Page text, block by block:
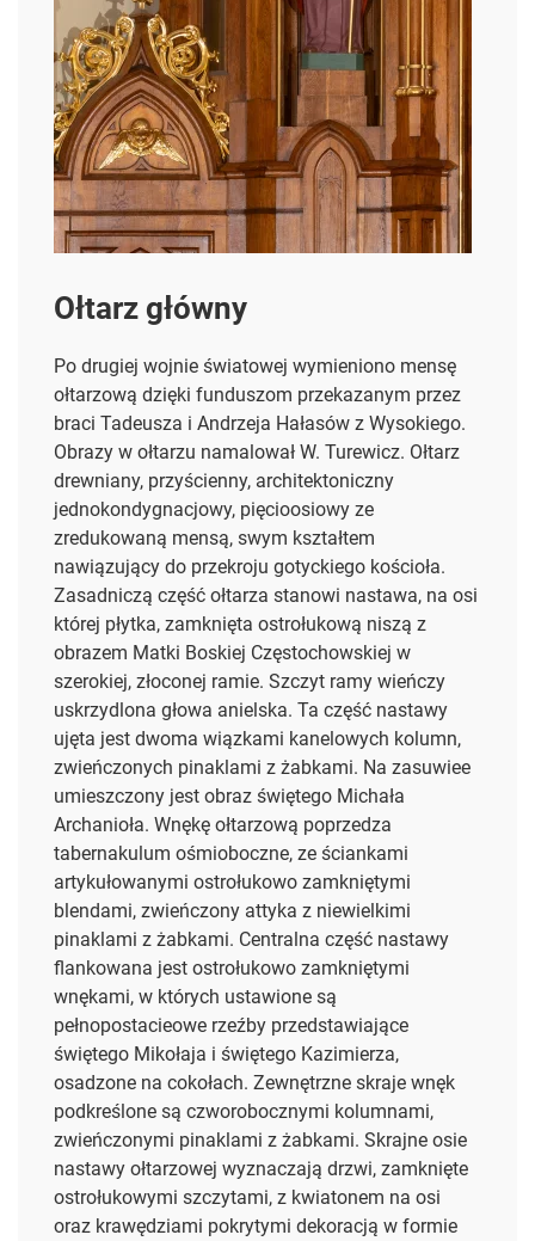
Ołtarz główny
Po drugiej wojnie światowej wymieniono mensę
ołtarzową dzięki funduszom przekazanym przez
braci Tadeusza i Andrzeja Hałasów z Wysokiego.
Obrazy w ołtarzu namalował W. Turewicz. Ołtarz
drewniany, przyścienny, architektoniczny
jednokondygnacjowy, pięcioosiowy ze
zredukowaną mensą, swym kształtem
nawiązujący do przekroju gotyckiego kościoła.
Zasadniczą część ołtarza stanowi nastawa, na osi
której płytka, zamknięta ostrołukową niszą z
obrazem Matki Boskiej Częstochowskiej w
szerokiej, złoconej ramie. Szczyt ramy wieńczy
uskrzydlona głowa anielska. Ta część nastawy
ujęta jest dwoma wiązkami kanelowych kolumn,
zwieńczonych pinaklami z żabkami. Na zasuwiee
umieszczony jest obraz świętego Michała
Archanioła. Wnękę ołtarzową poprzedza
tabernakulum ośmioboczne, ze ściankami
artykułowanymi ostrołukowo zamkniętymi
blendami, zwieńczony attyka z niewielkimi
pinaklami z żabkami. Centralna część nastawy
flankowana jest ostrołukowo zamkniętymi
wnękami, w których ustawione są
pełnopostacieowe rzeźby przedstawiające
świętego Mikołaja i świętego Kazimierza,
osadzone na cokołach. Zewnętrzne skraje wnęk
podkreślone są czworobocznymi kolumnami,
zwieńczonymi pinaklami z żabkami. Skrajne osie
nastawy ołtarzowej wyznaczają drzwi, zamknięte
ostrołukowymi szczytami, z kwiatonem na osi
oraz krawędziami pokrytymi dekoracją w formie